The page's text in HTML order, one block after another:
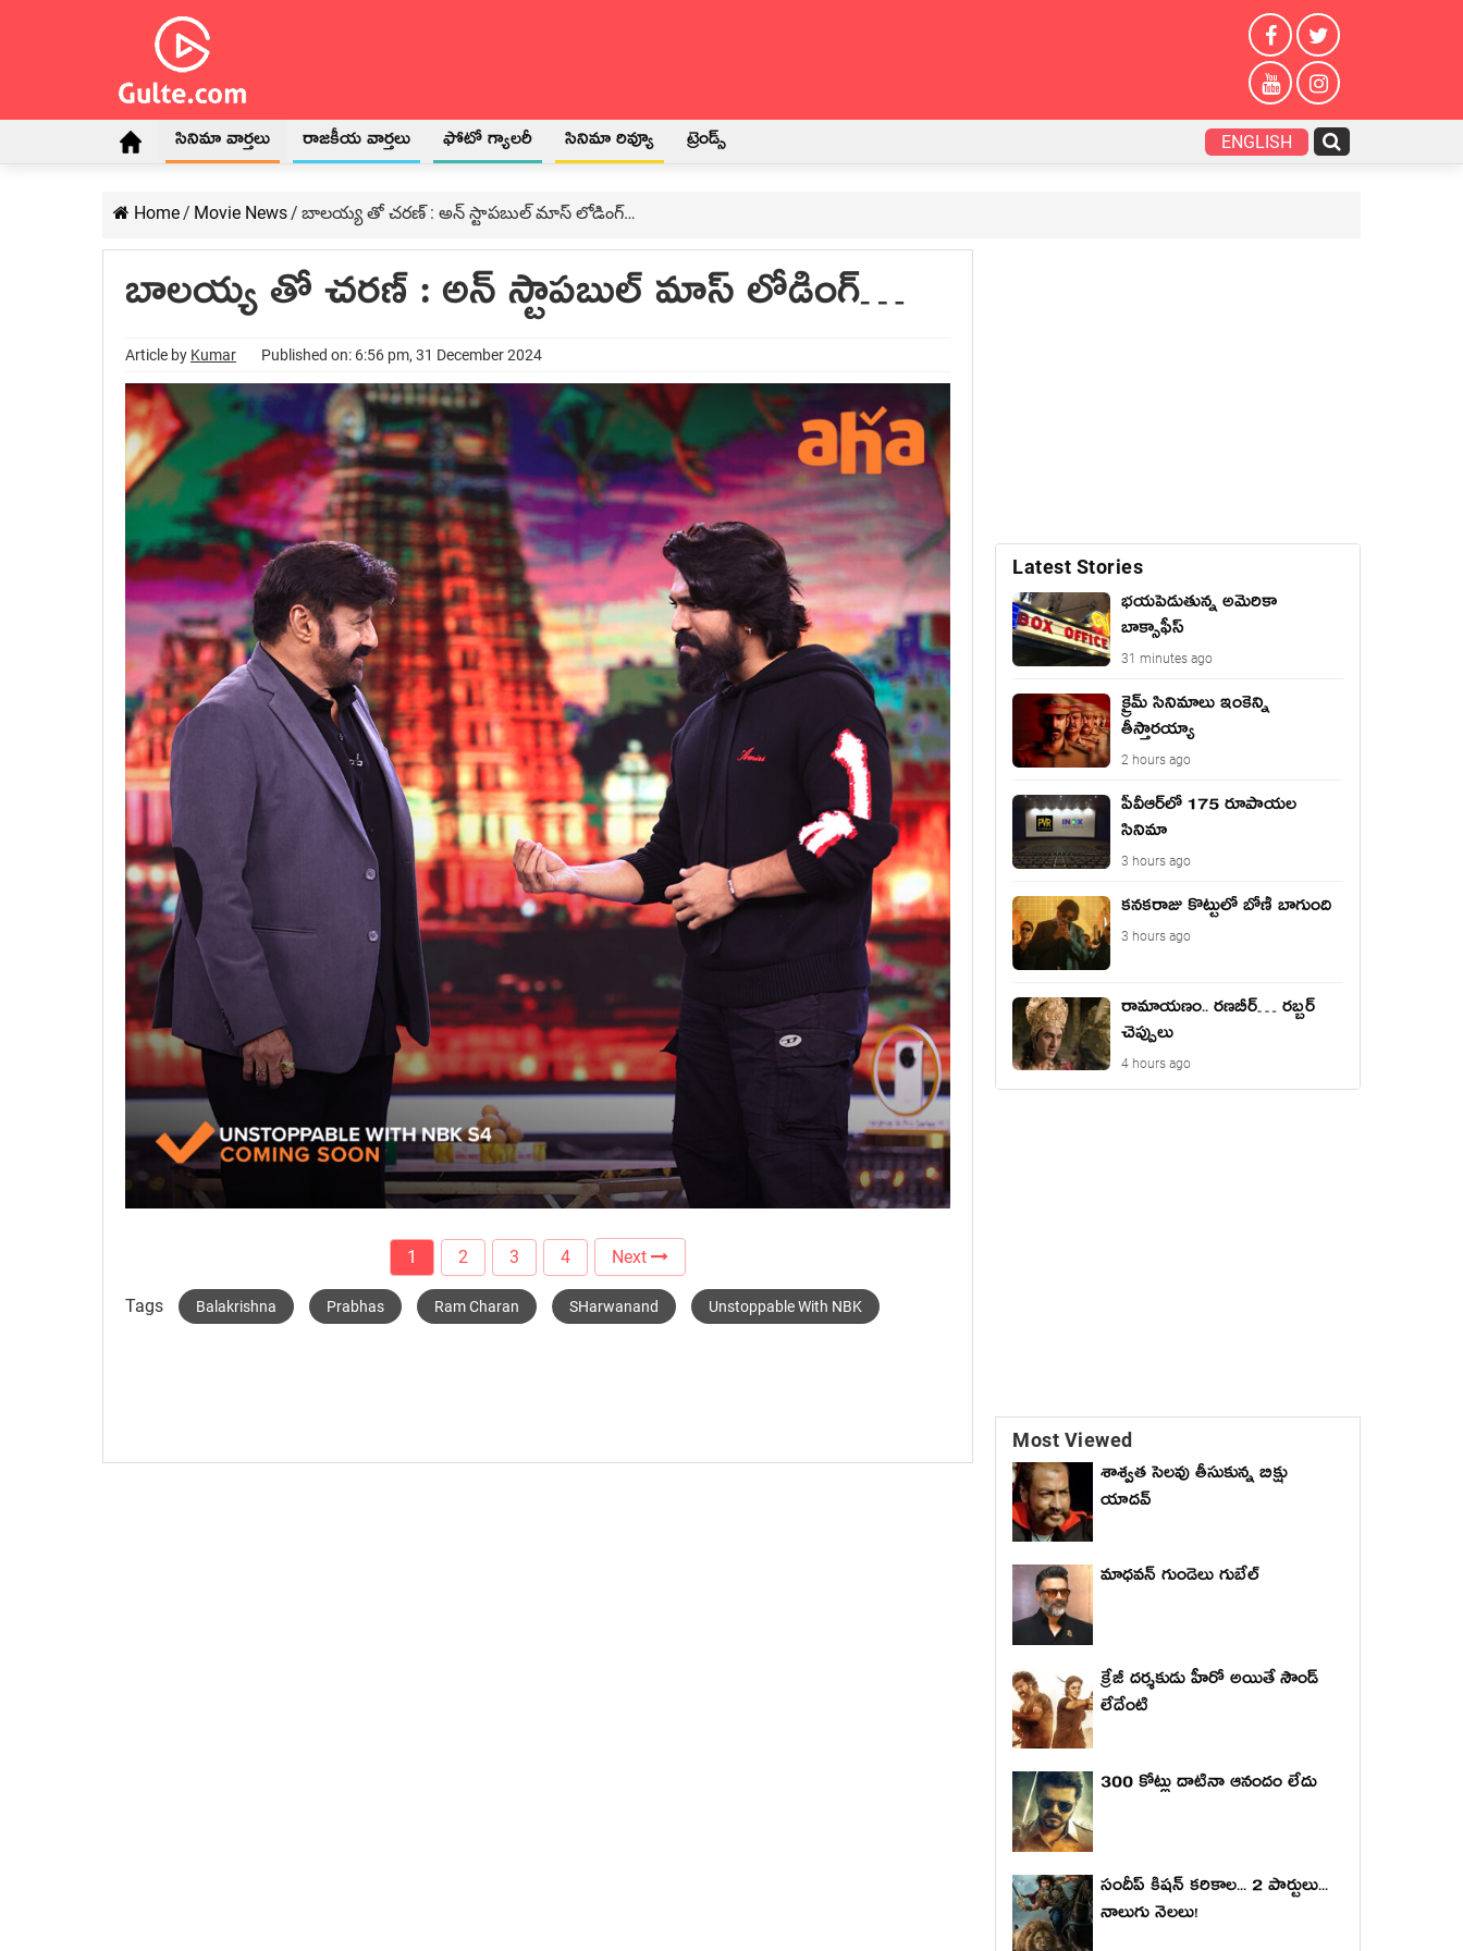
సినిమా వార్తలు రాజకీయ వార్తలు ఫోటో గ్యాలరీ సినిమా రివ్యూ ట్రెండ్స్ ENGLISH
Home/ Movie News/ బాలయ్య తో చరణ్ : అన్ స్టాపబుల్ మాస్ లోడింగ్…
బాలయ్య తో చరణ్ : అన్ స్టాపబుల్ మాస్ లోడింగ్…
Article by Kumar Published on: 6:56 pm, 31 December 2024
1 2 3 4 Next
Tags Balakrishna Prabhas Ram Charan SHarwanand Unstoppable With NBK
Latest Stories
భయపెడుతున్న అమెరికా
బాక్సాఫీస్
31 minutes ago
క్రైమ్ సినిమాలు ఇంకెన్ని
తీస్తారయ్యా
2 hours ago
పీవీఆర్‌లో 175 రూపాయల
సినిమా
3 hours ago
కనకరాజు కొట్టులో బోణీ బాగుంది
3 hours ago
రామాయ‌ణం.. ర‌ణ‌బీర్… ర‌బ్బ‌ర్
చెప్పులు
4 hours ago
Most Viewed
శాశ్వత సెలవు తీసుకున్న బిక్షు
యాదవ్
మాధ‌వ‌న్ గుండెలు గుబేల్‌
క్రేజీ దర్శకుడు హీరో అయితే సౌండ్
లేదేంటి
300 కోట్లు దాటినా ఆనందం లేదు
సందీప్ కిషన్ కరికాల... 2 పార్టులు...
నాలుగు నెలలు!